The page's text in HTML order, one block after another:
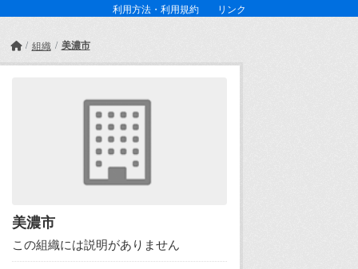
利用方法・利用規約 リンク
組織 美濃市
美濃市
この組織には説明がありません